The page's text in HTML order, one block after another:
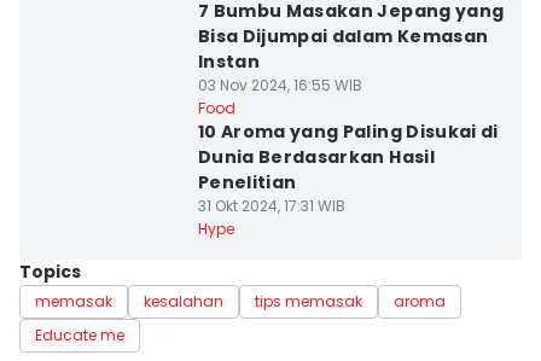
7 Bumbu Masakan Jepang yang
Bisa Dijumpai dalam Kemasan
Instan
03 Nov 2024, 16:55 WIB
Food
10 Aroma yang Paling Disukai di
Dunia Berdasarkan Hasil
Penelitian
31 Okt 2024, 17:31 WIB
Hype
Topics
memasak kesalahan tips memasak
aroma
Educate me